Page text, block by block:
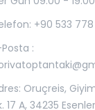
+90 533 778
:
Oruçreis,
17 A, 34235